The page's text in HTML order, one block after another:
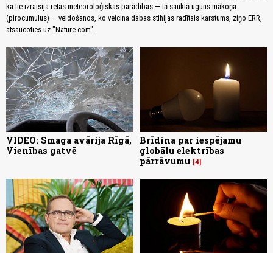
ka tie izraisīja retas meteoroloģiskas parādības — tā sauktā uguns mākoņa
(pirocumulus) — veidošanos, ko veicina dabas stihijas radītais karstums, ziņo ERR,
atsaucoties uz "Nature.com".
VIDEO: Smaga avārija Rīgā,
Vienības gatvē
Brīdina par iespējamu
globālu elektrības
pārrāvumu 4